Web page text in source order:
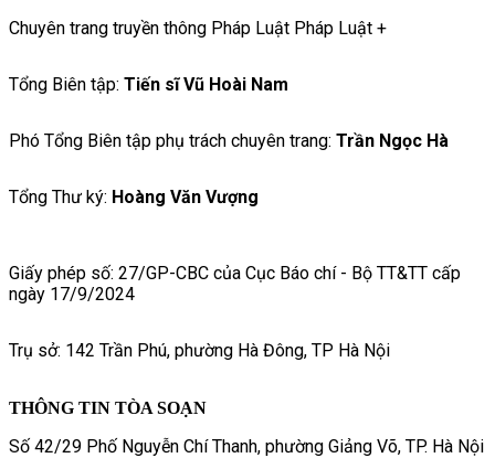
Chuyên trang truyền thông Pháp Luật Pháp Luật +
Tổng Biên tập: Tiến sĩ Vũ Hoài Nam
Phó Tổng Biên tập phụ trách chuyên trang: Trần Ngọc Hà
Tổng Thư ký: Hoàng Văn Vượng
Giấy phép số: 27/GP-CBC của Cục Báo chí - Bộ TT&TT cấp
ngày 17/9/2024
Trụ sở: 142 Trần Phú, phường Hà Đông, TP Hà Nội
THÔNG TIN TÒA SOẠN
Số 42/29 Phố Nguyễn Chí Thanh, phường Giảng Võ, TP. Hà Nội